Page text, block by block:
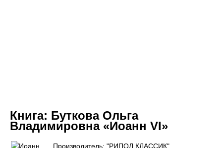
Книга: Буткова Ольга
Владимировна «Иоанн VI»
Производитель: "РИПОЛ КЛАССИК"